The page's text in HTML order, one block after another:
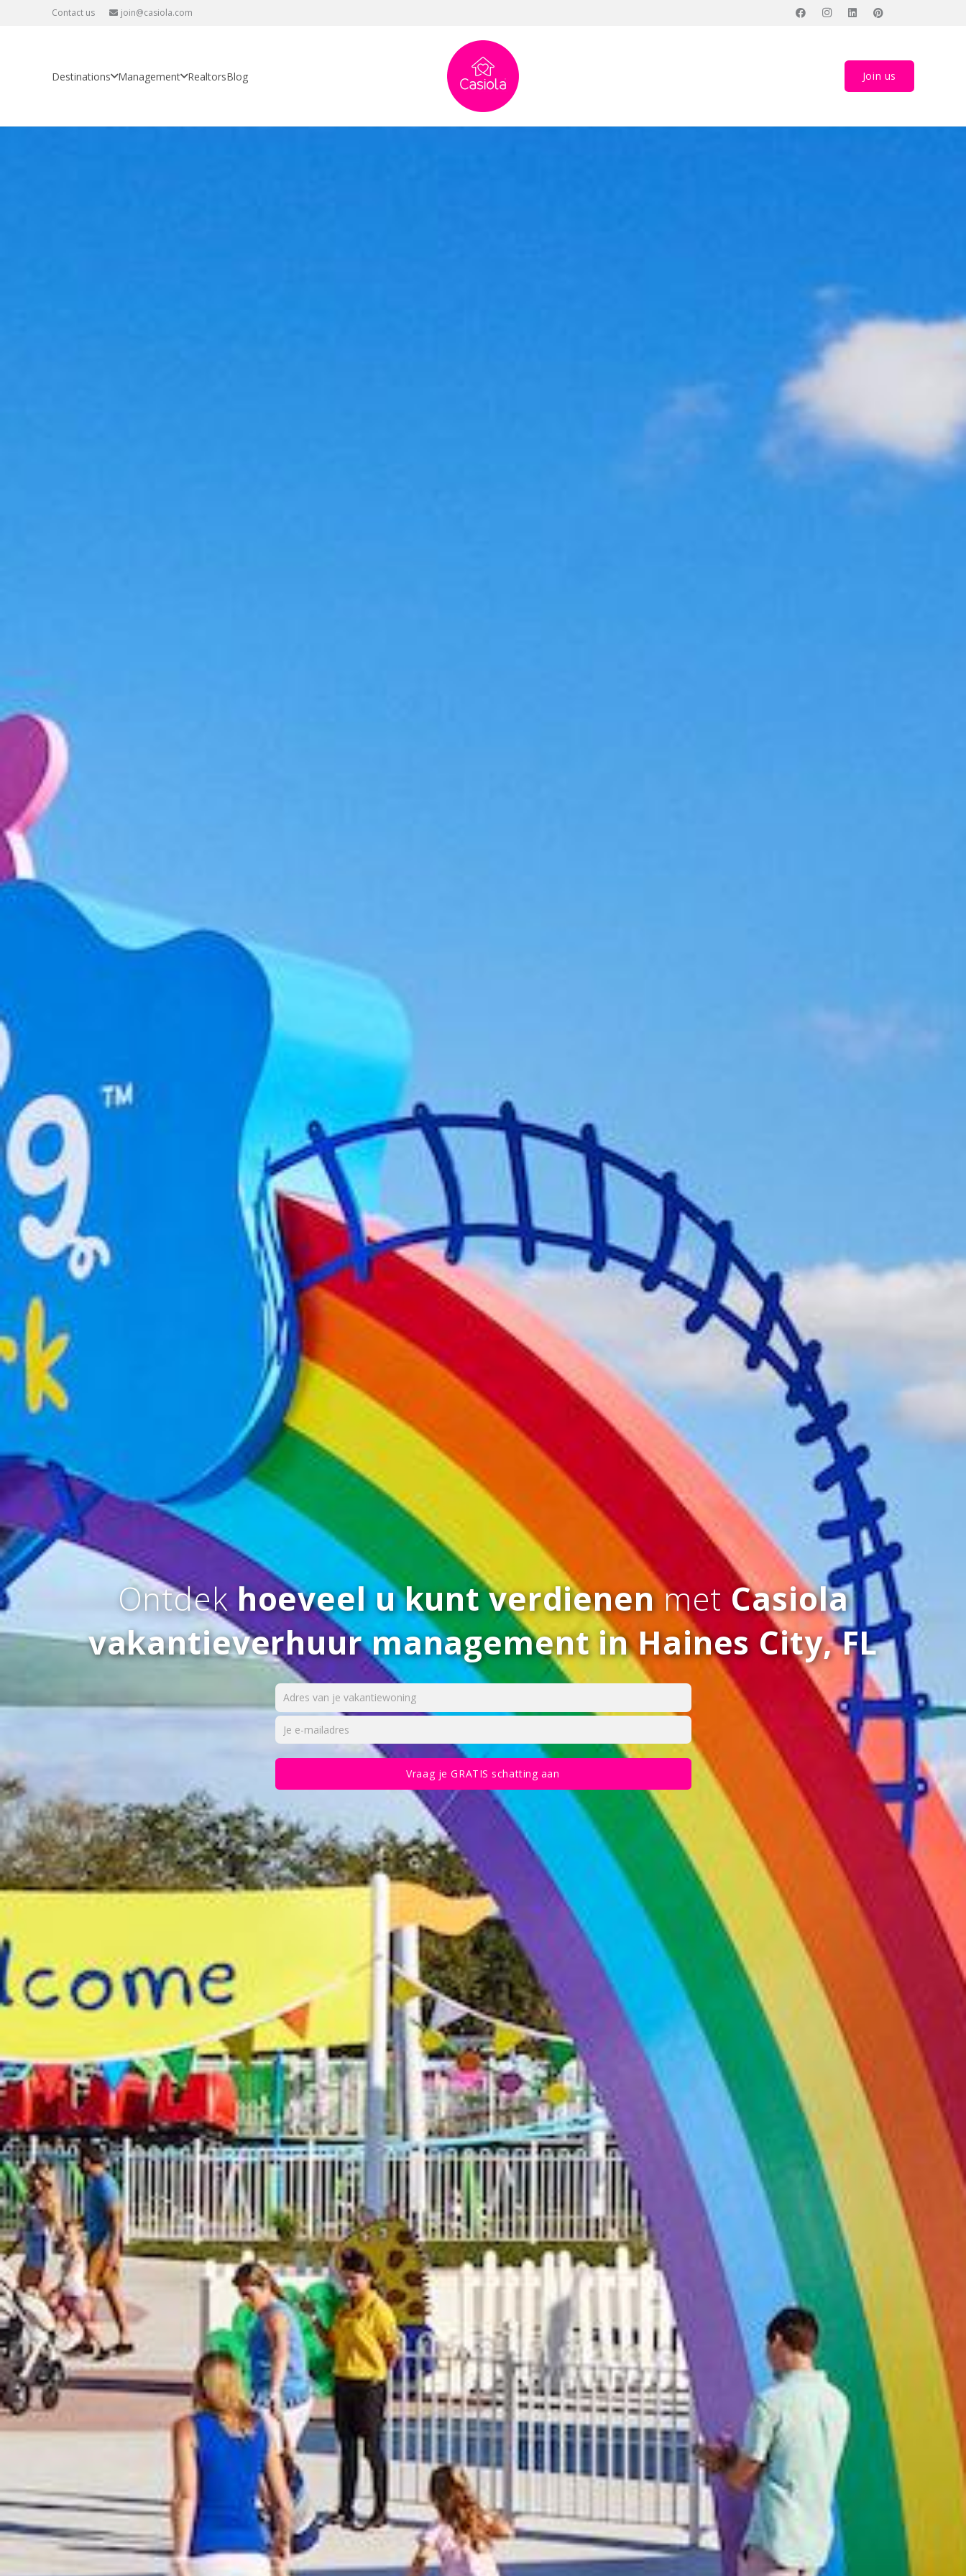
Contact us join@casiola.com
Destinations Management RealtorsBlog Join us
Ontdek hoeveel u kunt verdienenmet Casiola
vakantieverhuur management inHaines City, FL